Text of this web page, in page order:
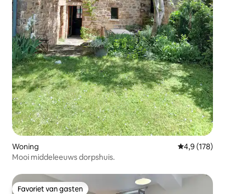
Woning Gemiddelde
4,9 (178)
Mooi middeleeuws dorpshuis.
Favoriet van gasten